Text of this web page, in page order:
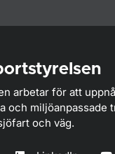
arbetar för att
och miljöanpassade
och väg.